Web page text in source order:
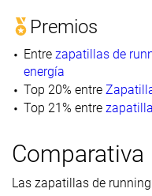
Premios
Entre zapatillas de
energía
Top 20% entre
Top 21% entre
Comparativa
Las zapatillas de